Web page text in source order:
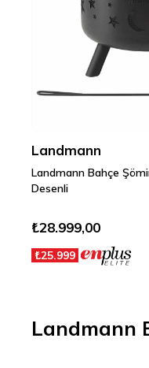
Landmann
Landmann Bahçe
Desenli
₺28.999,00
₺25.999
Landmann